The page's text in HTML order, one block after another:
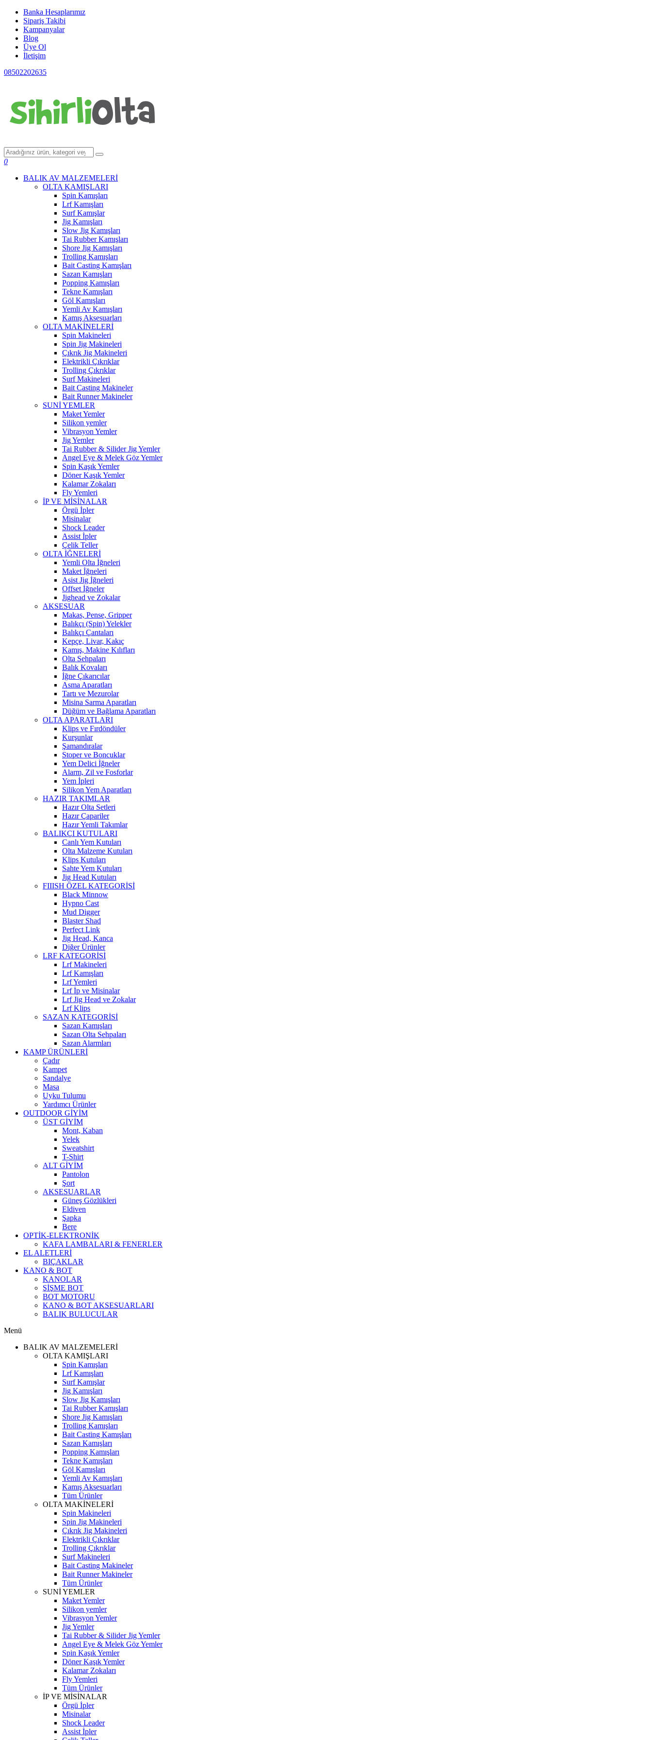
Banka Hesaplarımız
Sipariş Takibi
Kampanyalar
Blog
Üye Ol
İletişim
08502202635
0
BALIK AV MALZEMELERİ
OLTA KAMIŞLARI
Spin Kamışları
Lrf Kamışları
Surf Kamışlar
Jig Kamışları
Slow Jig Kamışları
Tai Rubber Kamışları
Shore Jig Kamışları
Trolling Kamışları
Bait Casting Kamışları
Sazan Kamışları
Popping Kamışları
Tekne Kamışları
Göl Kamışları
Yemli Av Kamışları
Kamış Aksesuarları
OLTA MAKİNELERİ
Spin Makineleri
Spin Jig Makineleri
Çıkrık Jig Makineleri
Elektrikli Çıkrıklar
Trolling Çıkrıklar
Surf Makineleri
Bait Casting Makineler
Bait Runner Makineler
SUNİ YEMLER
Maket Yemler
Silikon yemler
Vibrasyon Yemler
Jig Yemler
Tai Rubber & Silider Jig Yemler
Angel Eye & Melek Göz Yemler
Spin Kaşık Yemler
Döner Kaşık Yemler
Kalamar Zokaları
Fly Yemleri
İP VE MİSİNALAR
Örgü İpler
Misinalar
Shock Leader
Assist İpler
Çelik Teller
OLTA İĞNELERİ
Yemli Olta İğneleri
Maket İğneleri
Asist Jig İğneleri
Offset İğneler
Jighead ve Zokalar
AKSESUAR
Makas, Pense, Gripper
Balıkçı (Spin) Yelekler
Balıkçı Çantaları
Kepçe, Livar, Kakıç
Kamış, Makine Kılıfları
Olta Sehpaları
Balık Kovaları
İğne Çıkarıcılar
Asma Aparatları
Tartı ve Mezurolar
Misina Sarma Aparatları
Düğüm ve Bağlama Aparatları
OLTA APARATLARI
Klips ve Fırdöndüler
Kurşunlar
Şamandıralar
Stoper ve Boncuklar
Yem Delici İğneler
Alarm, Zil ve Fosforlar
Yem İpleri
Silikon Yem Aparatları
HAZIR TAKIMLAR
Hazır Olta Setleri
Hazır Çapariler
Hazır Yemli Takımlar
BALIKÇI KUTULARI
Canlı Yem Kutuları
Olta Malzeme Kutuları
Klips Kutuları
Sahte Yem Kutuları
Jig Head Kutuları
FIIISH ÖZEL KATEGORİSİ
Black Minnow
Hypno Cast
Mud Digger
Blaster Shad
Perfect Link
Jig Head, Kanca
Diğer Ürünler
LRF KATEGORİSİ
Lrf Makineleri
Lrf Kamışları
Lrf Yemleri
Lrf İp ve Misinalar
Lrf Jig Head ve Zokalar
Lrf Klips
SAZAN KATEGORİSİ
Sazan Kamışları
Sazan Olta Sehpaları
Sazan Alarmları
KAMP ÜRÜNLERİ
Çadır
Kampet
Sandalye
Masa
Uyku Tulumu
Yardımcı Ürünler
OUTDOOR GİYİM
ÜST GİYİM
Mont, Kaban
Yelek
Sweatshirt
T-Shirt
ALT GİYİM
Pantolon
Şort
AKSESUARLAR
Güneş Gözlükleri
Eldiven
Şapka
Bere
OPTİK-ELEKTRONİK
KAFA LAMBALARI & FENERLER
EL ALETLERİ
BIÇAKLAR
KANO & BOT
KANOLAR
ŞİŞME BOT
BOT MOTORU
KANO & BOT AKSESUARLARI
BALIK BULUCULAR
Menü
BALIK AV MALZEMELERİ
OLTA KAMIŞLARI
Spin Kamışları
Lrf Kamışları
Surf Kamışlar
Jig Kamışları
Slow Jig Kamışları
Tai Rubber Kamışları
Shore Jig Kamışları
Trolling Kamışları
Bait Casting Kamışları
Sazan Kamışları
Popping Kamışları
Tekne Kamışları
Göl Kamışları
Yemli Av Kamışları
Kamış Aksesuarları
Tüm Ürünler
OLTA MAKİNELERİ
Spin Makineleri
Spin Jig Makineleri
Çıkrık Jig Makineleri
Elektrikli Çıkrıklar
Trolling Çıkrıklar
Surf Makineleri
Bait Casting Makineler
Bait Runner Makineler
Tüm Ürünler
SUNİ YEMLER
Maket Yemler
Silikon yemler
Vibrasyon Yemler
Jig Yemler
Tai Rubber & Silider Jig Yemler
Angel Eye & Melek Göz Yemler
Spin Kaşık Yemler
Döner Kaşık Yemler
Kalamar Zokaları
Fly Yemleri
Tüm Ürünler
İP VE MİSİNALAR
Örgü İpler
Misinalar
Shock Leader
Assist İpler